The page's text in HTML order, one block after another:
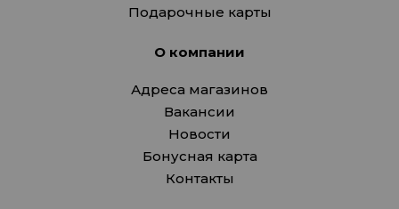
Подарочные карты
О компании
Адреса магазинов
Вакансии
Новости
Бонусная карта
Контакты